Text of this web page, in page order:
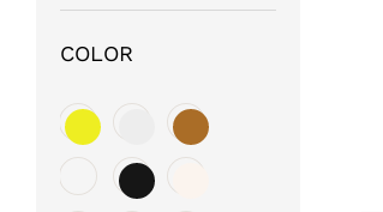
COLOR